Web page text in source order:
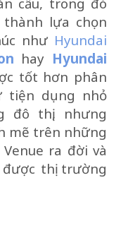
lựa chọn
như Hyundai
hay Hyundai
tốt hơn phân
tiện dụng nhỏ
đô thị, nhưng
mẽ trên những
ra đời và
thị trường